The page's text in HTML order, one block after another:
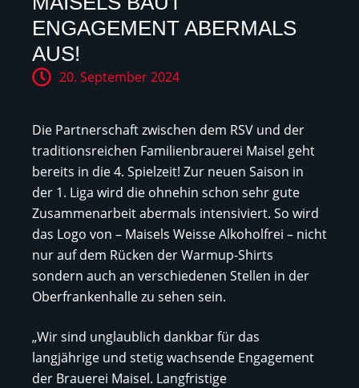
ENGAGEMENT ABERMALS
AUS!
20. September 2024
Die Partnerschaft zwischen dem RSV und der
traditionsreichen Familienbrauerei Maisel geht
bereits in die 4. Spielzeit! Zur neuen Saison in
der 1. Liga wird die ohnehin schon sehr gute
Zusammenarbeit abermals intensiviert. So wird
das Logo von – Maisels Weisse Alkoholfrei – nicht
nur auf dem Rücken der Warmup-Shirts
sondern auch an verschiedenen Stellen in der
Oberfrankenhalle zu sehen sein.
„Wir sind unglaublich dankbar für das
langjährige und stetig wachsende Engagement
der Brauerei Maisel. Langfristige